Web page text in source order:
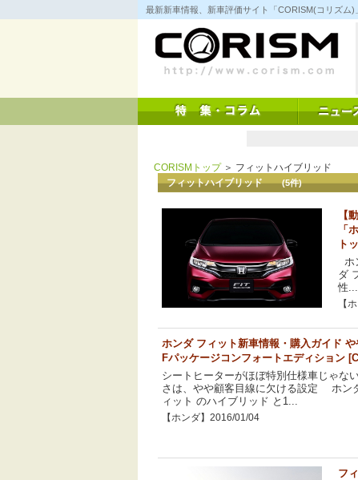
コ
ン
キ
ッ
最新新車情報、新車評価サイト「CORISM(コリズム
CORISMトップ＞ フィットハイブリッド
フィットハイブリッド(5件)
【
「
ト
ホ
ダ
性...
【
ホンダ フィット新車情報・購入ガイド
Fパッケージコンフォートエディション
シートヒーターがほぼ特別仕様車じゃな
さは、やや顧客目線に欠ける設定 ホン
ィット のハイブリッド と1...
【ホンダ】2016/01/04
フ